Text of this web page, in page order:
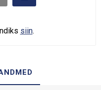
siin.